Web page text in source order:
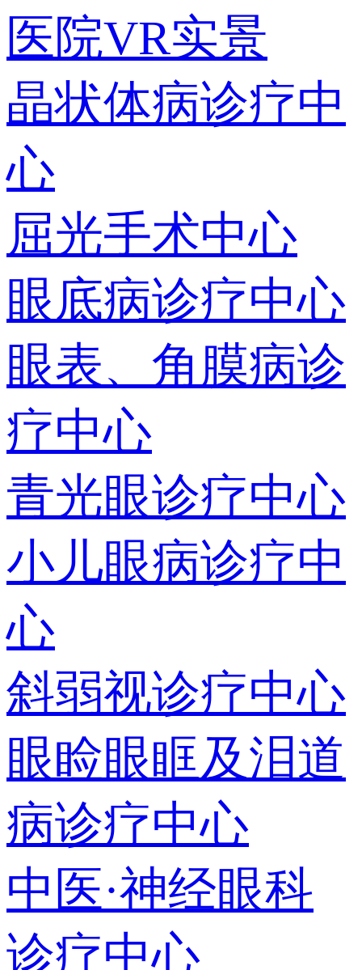
医院VR实景
晶状体病诊疗中
心
屈光手术中心
眼底病诊疗中心
眼表、角膜病诊
疗中心
青光眼诊疗中心
小儿眼病诊疗中
心
斜弱视诊疗中心
眼睑眼眶及泪道
病诊疗中心
中医·神经眼科
诊疗中心